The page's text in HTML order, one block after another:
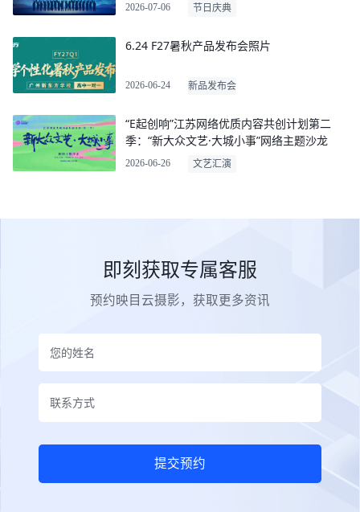
2026-07-06 节日庆典
6.24 F27暑秋产品发布会照片
2026-06-24 新品发布会
“E起创响”江苏网络优质内容共创计划第二
季：“新大众文艺·大城小事”网络主题沙龙
2026-06-26 文艺汇演
即刻获取专属客服
预约映目云摄影，获取更多资讯
提交预约